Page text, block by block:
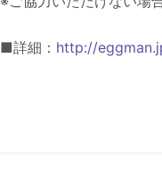
■詳細： http://